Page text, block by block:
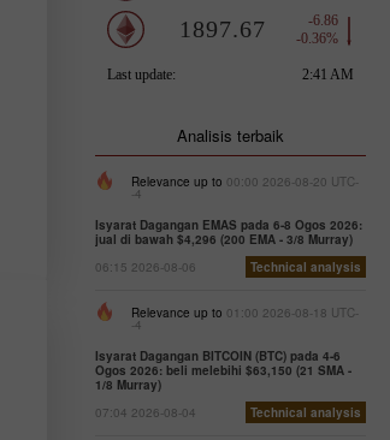
Analisis terbaik
Relevance up to 00:00 2026-08-20 UTC-
-4
Isyarat Dagangan EMAS pada 6-8 Ogos 2026:
jual di bawah $4,296 (200 EMA - 3/8 Murray)
06:15 2026-08-06
Technical analysis
Relevance up to 01:00 2026-08-18 UTC-
-4
Isyarat Dagangan BITCOIN (BTC) pada 4-6
Ogos 2026: beli melebihi $63,150 (21 SMA -
1/8 Murray)
07:04 2026-08-04
Technical analysis